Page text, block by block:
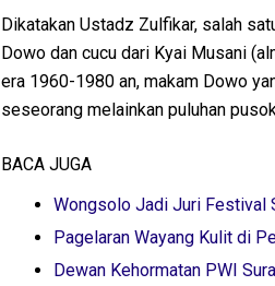
Dikatakan Ustadz Zulfikar, salah
Dowo dan cucu dari Kyai Musani
era 1960-1980 an, makam Dowo
seseorang melainkan puluhan
BACA JUGA
Wongsolo Jadi Juri Festival
Pagelaran Wayang Kulit di
Dewan Kehormatan PWI